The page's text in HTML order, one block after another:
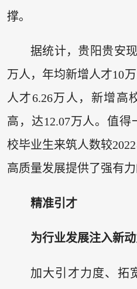
撑。
据统计，贵阳贵安
万人，年均新增人才10
人才6.26万人，新增高
高，达12.07万人。值
校毕业生来筑人数较
高质量发展提供了强有力
精准引才
为行业发展注入新
加大引才力度、拓